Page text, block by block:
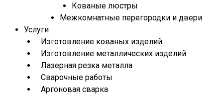
Кованые люстры
Межкомнатные перегородки и двери
Услуги
Изготовление кованых изделий
Изготовление металлических изделий
Лазерная резка металла
Сварочные работы
Аргоновая сварка